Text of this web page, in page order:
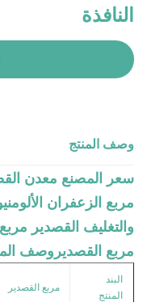
النافذة
وصف المنتج
سعر المصنع معدن
مربع الزعفران
والتغليف القصدير مربع
مربع القصدير وصف
البند
المنتج
مربع القصدير